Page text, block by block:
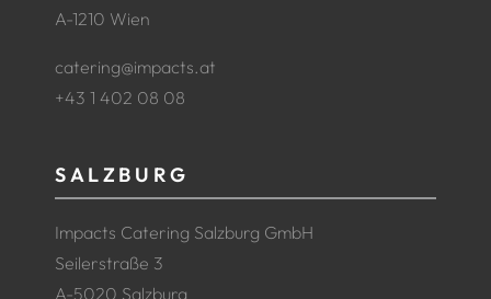
A-1210 Wien
catering@impacts.at
+43 1 402 08 08
SALZBURG
Impacts Catering Salzburg GmbH
Seilerstraße 3
A-5020 Salzburg